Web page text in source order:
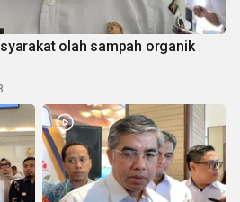
olah sampah organik